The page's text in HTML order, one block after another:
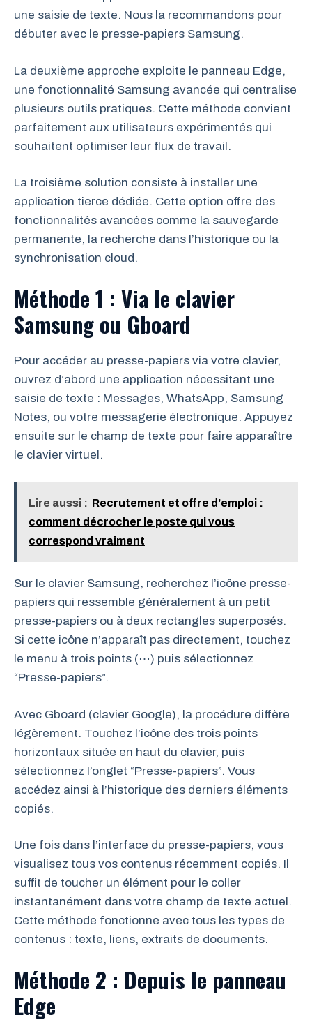
une saisie de texte. Nous la recommandons pour
débuter avec le presse-papiers Samsung.
La deuxième approche exploite le panneau Edge,
une fonctionnalité Samsung avancée qui centralise
plusieurs outils pratiques. Cette méthode convient
parfaitement aux utilisateurs expérimentés qui
souhaitent optimiser leur flux de travail.
La troisième solution consiste à installer une
application tierce dédiée. Cette option offre des
fonctionnalités avancées comme la sauvegarde
permanente, la recherche dans l’historique ou la
synchronisation cloud.
Méthode 1 : Via le clavier
Samsung ou Gboard
Pour accéder au presse-papiers via votre clavier,
ouvrez d’abord une application nécessitant une
saisie de texte : Messages, WhatsApp, Samsung
Notes, ou votre messagerie électronique. Appuyez
ensuite sur le champ de texte pour faire apparaître
le clavier virtuel.
Lire aussi : Recrutement et offre d'emploi :
comment décrocher le poste qui vous
correspond vraiment
Sur le clavier Samsung, recherchez l’icône presse-
papiers qui ressemble généralement à un petit
presse-papiers ou à deux rectangles superposés.
Si cette icône n’apparaît pas directement, touchez
le menu à trois points (⋯) puis sélectionnez
“Presse-papiers”.
Avec Gboard (clavier Google), la procédure diffère
légèrement. Touchez l’icône des trois points
horizontaux située en haut du clavier, puis
sélectionnez l’onglet “Presse-papiers”. Vous
accédez ainsi à l’historique des derniers éléments
copiés.
Une fois dans l’interface du presse-papiers, vous
visualisez tous vos contenus récemment copiés. Il
suffit de toucher un élément pour le coller
instantanément dans votre champ de texte actuel.
Cette méthode fonctionne avec tous les types de
contenus : texte, liens, extraits de documents.
Méthode 2 : Depuis le panneau
Edge